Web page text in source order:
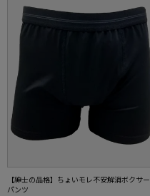
【紳士の品格】ちょいモレ不安解消ボクサー
パンツ